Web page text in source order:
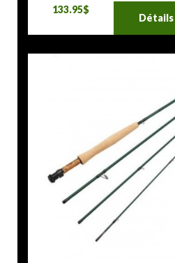
133.95$
Détails